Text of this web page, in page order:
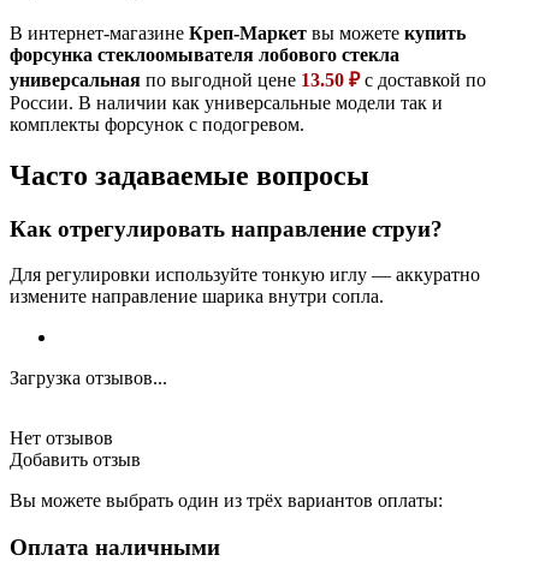
В интернет-магазине Креп-Маркет вы можете купить
форсунка стеклоомывателя лобового стекла
универсальная по выгодной цене 13.50 ₽с доставкой по
России. В наличии как универсальные модели так и
комплекты форсунок с подогревом.
Часто задаваемые вопросы
Как отрегулировать направление струи?
Для регулировки используйте тонкую иглу — аккуратно
измените направление шарика внутри сопла.
Загрузка отзывов...
Нет отзывов
Добавить отзыв
Вы можете выбрать один из трёх вариантов оплаты:
Оплата наличными